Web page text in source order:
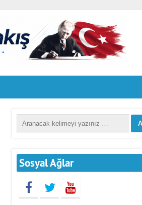
Sosyal Ağlar